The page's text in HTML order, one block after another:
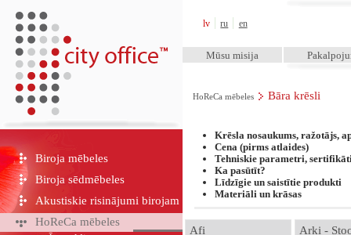
lv ru en
Mūsu misija
HoReCa mēbeles Bāra krēsli
Biroja mēbeles
Biroja sēdmēbeles
Akustiskie risinājumi birojam
HoReCa mēbeles
Krēsla nosaukums, ražotājs,
Cena (pirms atlaides)
Tehniskie parametri,
Ka pasūtīt?
Līdzīgie un saistītie produkti
Materiāli un krāsas
Afi Arki -